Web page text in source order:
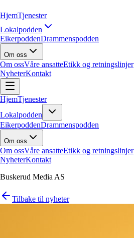
HjemTjenester
Lokalpodden
EikerpoddenDrammenspodden
Om oss
Om ossVåre ansatteEtikk og retningslinjer
NyheterKontakt
HjemTjenester
Lokalpodden
EikerpoddenDrammenspodden
Om oss
Om ossVåre ansatteEtikk og retningslinjer
NyheterKontakt
Buskerud Media AS
Tilbake til nyheter